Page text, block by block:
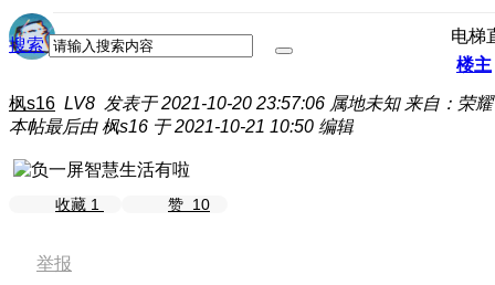
搜索 电梯
楼主
枫s16 LV8 发表于 2021-10-20 23:57:06 属地未知 来自：荣
本帖最后由 枫s16 于 2021-10-21 10:50 编辑
收藏 1 赞 10
举报